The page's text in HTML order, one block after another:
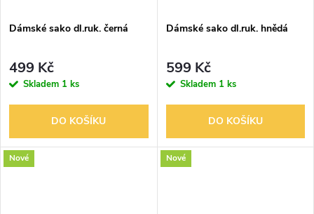
Dámské sako dl.ruk. černá
499 Kč
Skladem 1 ks
DO KOŠÍKU
Dámské sako dl.ruk. hnědá
599 Kč
Skladem 1 ks
DO KOŠÍKU
Nové Nové